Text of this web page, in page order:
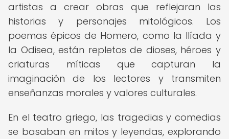
artistas a crear obras que reflejaran las
historias y personajes mitológicos. Los
poemas épicos de Homero, como la Ilíada y
la Odisea, están repletos de dioses, héroes y
criaturas míticas que capturan la
imaginación de los lectores y transmiten
enseñanzas morales y valores culturales.
En el teatro griego, las tragedias y comedias
se basaban en mitos y leyendas, explorando